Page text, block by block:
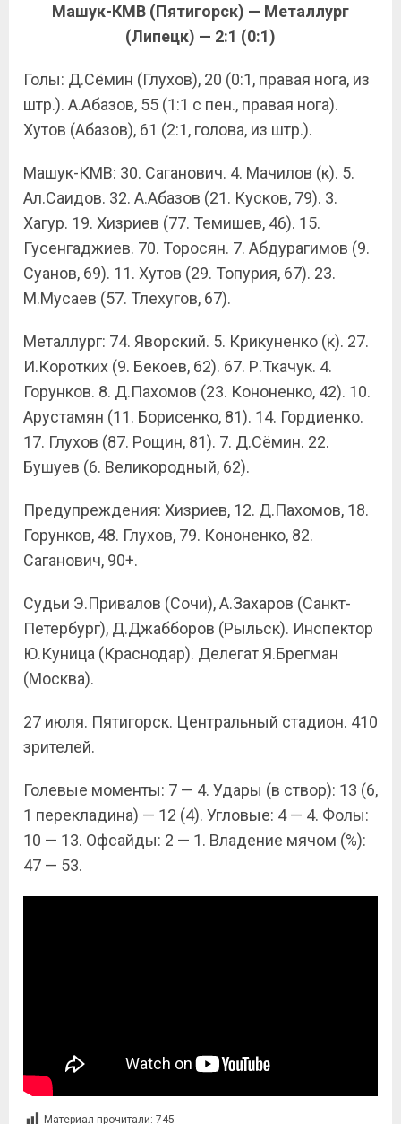
Машук-КМВ (Пятигорск) — Металлург
(Липецк) — 2:1 (0:1)
Голы: Д.Сёмин (Глухов), 20 (0:1, правая нога, из
штр.). А.Абазов, 55 (1:1 с пен., правая нога).
Хутов (Абазов), 61 (2:1, голова, из штр.).
Машук-КМВ: 30. Саганович. 4. Мачилов (к). 5.
Ал.Саидов. 32. А.Абазов (21. Кусков, 79). 3.
Хагур. 19. Хизриев (77. Темишев, 46). 15.
Гусенгаджиев. 70. Торосян. 7. Абдурагимов (9.
Суанов, 69). 11. Хутов (29. Топурия, 67). 23.
М.Мусаев (57. Тлехугов, 67).
Металлург: 74. Яворский. 5. Крикуненко (к). 27.
И.Коротких (9. Бекоев, 62). 67. Р.Ткачук. 4.
Горунков. 8. Д.Пахомов (23. Кононенко, 42). 10.
Арустамян (11. Борисенко, 81). 14. Гордиенко.
17. Глухов (87. Рощин, 81). 7. Д.Сёмин. 22.
Бушуев (6. Великородный, 62).
Предупреждения: Хизриев, 12. Д.Пахомов, 18.
Горунков, 48. Глухов, 79. Кононенко, 82.
Саганович, 90+.
Судьи Э.Привалов (Сочи), А.Захаров (Санкт-
Петербург), Д.Джабборов (Рыльск). Инспектор
Ю.Куница (Краснодар). Делегат Я.Брегман
(Москва).
27 июля. Пятигорск. Центральный стадион. 410
зрителей.
Голевые моменты: 7 — 4. Удары (в створ): 13 (6,
1 перекладина) — 12 (4). Угловые: 4 — 4. Фолы:
10 — 13. Офсайды: 2 — 1. Владение мячом (%):
47 — 53.
Материал прочитали: 745